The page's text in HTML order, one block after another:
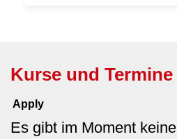
Kurse und Termine
Es gibt im Moment